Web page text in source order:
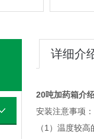
详细介
20吨加药箱介
安装注意事项：
（1）温度较